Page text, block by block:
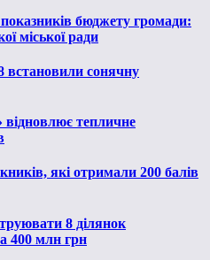
бюджету громади:
міської ради
сонячну
тепличне
які отримали 200 балів
8 ділянок
400 млн грн